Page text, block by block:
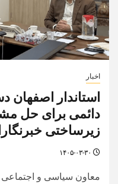
اخبار
استاندار اصفهان
دائمی برای حل
زیرساختی
معاون سیاسی و اجتماعی